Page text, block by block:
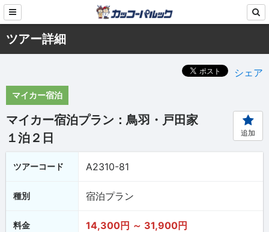
ツアー詳細
シェア
マイカー宿泊
マイカー宿泊プラン：鳥羽・戸田家
１泊２日
追加
ツアーコード A2310-81
種別 宿泊プラン
料金 14,300円 ～ 31,900円